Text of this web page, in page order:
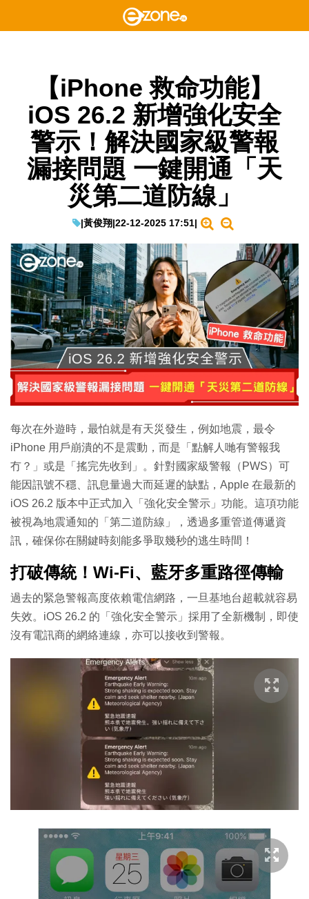
【iPhone 救命功能】
iOS 26.2 新增強化安全
警示！解決國家級警報
漏接問題 一鍵開通「天
災第二道防線」
|黃俊翔|22-12-2025 17:51|
每次在外遊時，最怕就是有天災發生，例如地震，最令
iPhone 用戶崩潰的不是震動，而是「點解人哋有警報我
冇？」或是「搖完先收到」。針對國家級警報（PWS）可
能因訊號不穩、訊息量過大而延遲的缺點，Apple 在最新的
iOS 26.2 版本中正式加入「強化安全警示」功能。這項功能
被視為地震通知的「第二道防線」，透過多重管道傳遞資
訊，確保你在關鍵時刻能多爭取幾秒的逃生時間！
打破傳統！Wi-Fi、藍牙多重路徑傳輸
過去的緊急警報高度依賴電信網路，一旦基地台超載就容易
失效。iOS 26.2 的「強化安全警示」採用了全新機制，即使
沒有電訊商的網絡連線，亦可以接收到警報。